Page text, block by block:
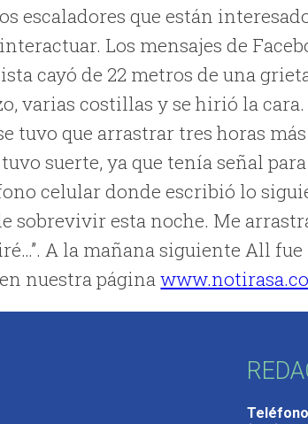
escaladores que están
Los mensajes de
cayó de 22 metros de una
varias costillas y se hirió la
tuvo que arrastrar tres horas
suerte, ya que tenía señal
celular donde escribió lo
sobrevivir esta noche. Me
A la mañana siguiente All fue
nuestra página
Teléfono